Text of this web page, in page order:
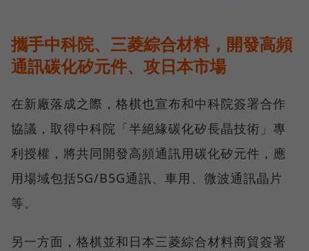
攜手中科院、三菱綜合材料，開發高頻
通訊碳化矽元件、攻日本市場
在新廠落成之際，格棋也宣布和中科院簽署合作
協議，取得中科院「半絕緣碳化矽長晶技術」專
利授權，將共同開發高頻通訊用碳化矽元件，應
用場域包括5G/B5G通訊、車用、微波通訊晶片
等。
另一方面，格棋並和日本三菱綜合材料商貿簽署